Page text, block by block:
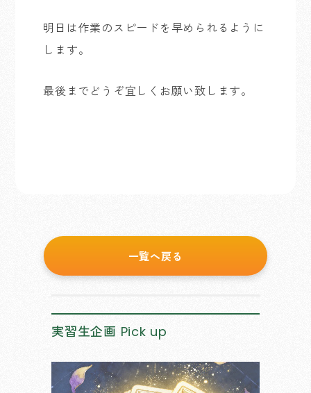
明日は作業のスピードを早められるように
します。
最後までどうぞ宜しくお願い致します。
一覧へ戻る
実習生企画 Pick up